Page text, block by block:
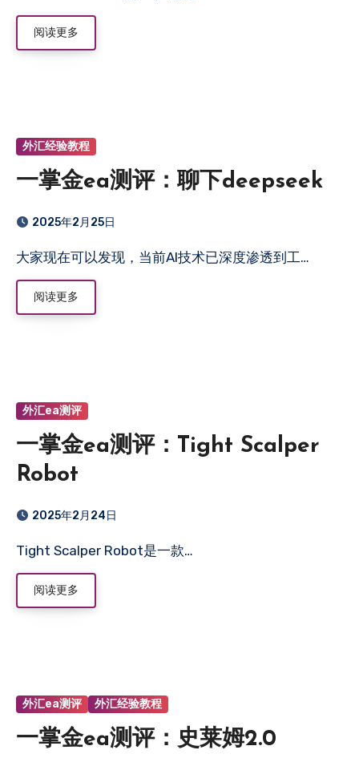
阅读更多
外汇经验教程
一掌金ea测评：聊下deepseek
2025年2月25日
大家现在可以发现，当前AI技术已深度渗透到工…
阅读更多
外汇ea测评
一掌金ea测评：Tight Scalper
Robot
2025年2月24日
Tight Scalper Robot是一款…
阅读更多
外汇ea测评 外汇经验教程
一掌金ea测评：史莱姆2.0